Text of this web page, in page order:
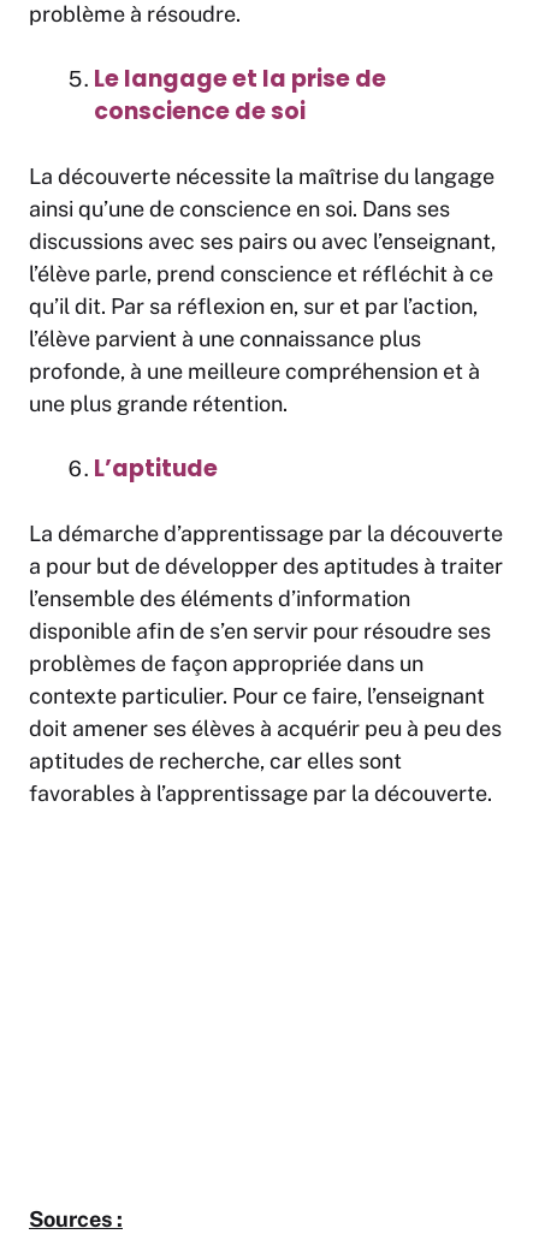
problème à résoudre.
Le langage et la prise de
conscience de soi
La découverte nécessite la maîtrise du langage
ainsi qu’une de conscience en soi. Dans ses
discussions avec ses pairs ou avec l’enseignant,
l’élève parle, prend conscience et réfléchit à ce
qu’il dit. Par sa réflexion en, sur et par l’action,
l’élève parvient à une connaissance plus
profonde, à une meilleure compréhension et à
une plus grande rétention.
L’aptitude
La démarche d’apprentissage par la découverte
a pour but de développer des aptitudes à traiter
l’ensemble des éléments d’information
disponible afin de s’en servir pour résoudre ses
problèmes de façon appropriée dans un
contexte particulier. Pour ce faire, l’enseignant
doit amener ses élèves à acquérir peu à peu des
aptitudes de recherche, car elles sont
favorables à l’apprentissage par la découverte.
Sources :